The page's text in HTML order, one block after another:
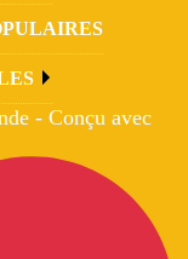
- Conçu avec